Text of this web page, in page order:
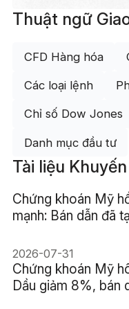
Thuật ngữ
CFD Hàng hóa
Các loại lệnh
Chỉ số Dow Jones
Danh mục đầu tư
Tài liệu
Chứng khoán Mỹ
mạnh: Bán dẫn đã
2026-07-31
Chứng khoán Mỹ
Dầu giảm 8%, bán